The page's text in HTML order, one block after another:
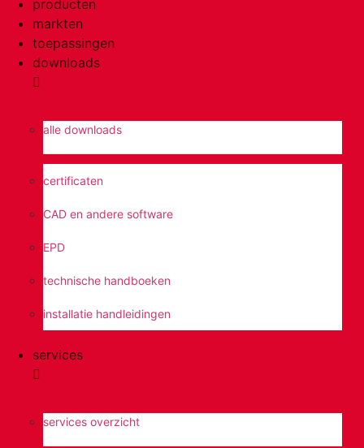
producten
markten
toepassingen
downloads
alle downloads
certificaten
CAD en andere software
EPD
technische handboeken
installatie handleidingen
services
services overzicht